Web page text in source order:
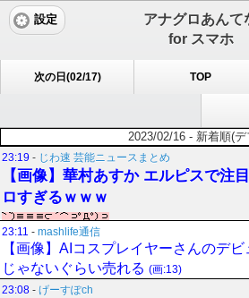
アナグロあんて
for スマホ
設定
次の日(02/17) TOP
2023/02/16 - 新着順(デ
23:19 - じわ速 芸能ニュースまとめ
【画像】華村あすか エルピスで注
ロすぎるｗｗｗ
23:11 - mashlife通信
【画像】AIコスプレイヤーさんのデ
じゃないぐらい売れる (画:13)
23:08 - げーすぽch